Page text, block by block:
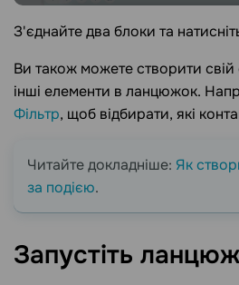
З'єднайте два блоки та
Ви також можете створити свій
інші елементи в ланцюжок.
Фільтр, щоб відбирати, які
Читайте докладніше: Як
за подією.
Запустіть